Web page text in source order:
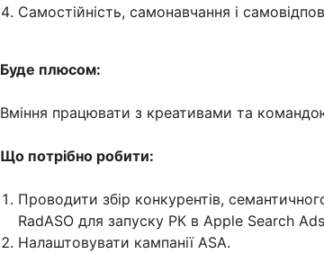
Самостійність, самонавчання і
Буде плюсом:
Вміння працювати з креативами та
Що потрібно робити:
Проводити збір конкурентів,
RadASO для запуску РК в Apple Search
Налаштовувати кампанії ASA.